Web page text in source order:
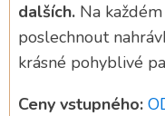
dalších. Na
poslechnout
krásné pohyblivé
Ceny vstupného: